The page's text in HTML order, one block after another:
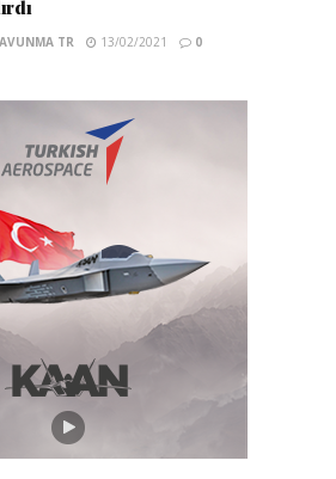
TR 13/02/2021 0